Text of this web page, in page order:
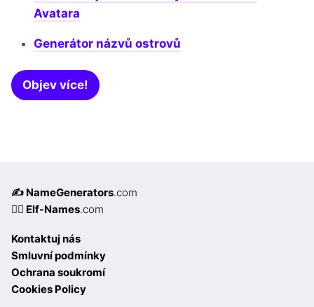
Avatara
Generátor názvů ostrovů
Objev více!
✍️ NameGenerators.com
🧝‍♀️ Elf-Names.com
Kontaktuj nás
Smluvní podmínky
Ochrana soukromí
Cookies Policy